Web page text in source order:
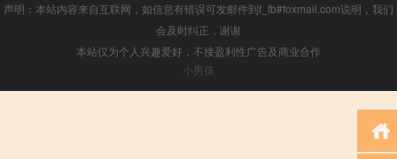
声明：本站内容来自互联网，如信息有错误可发邮件到f_fb#foxmail.com说明，我们
会及时纠正，谢谢
本站仅为个人兴趣爱好，不接盈利性广告及商业合作
小男孩